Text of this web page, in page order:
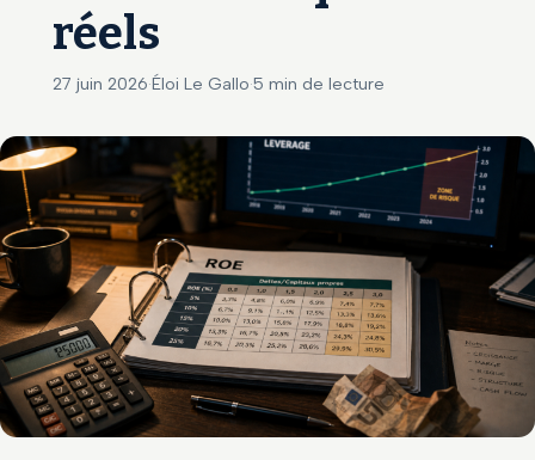
réels
27 juin 2026·Éloi Le Gallo·5 min de lecture